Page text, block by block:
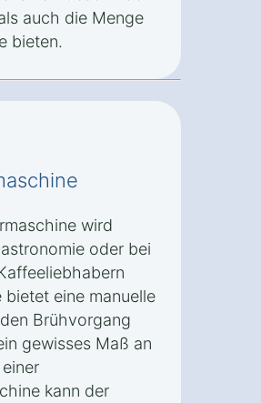
auch die Menge
bieten.
wird
oder bei
bietet eine manuelle
Brühvorgang
gewisses Maß an
kann der